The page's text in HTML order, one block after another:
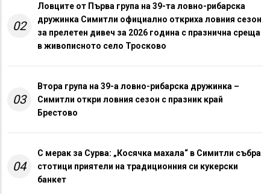
02
Ловците от Първа група на 39-та ловно-рибарска
дружинка Симитли официално откриха ловния сезон
за прелетен дивеч за 2026 година с празнична среща
в живописното село Тросково
03
Втора група на 39-а ловно-рибарска дружинка –
Симитли откри ловния сезон с празник край
Брестово
04
С мерак за Сурва: „Косячка махала“ в Симитли събра
стотици приятели на традиционния си кукерски
банкет